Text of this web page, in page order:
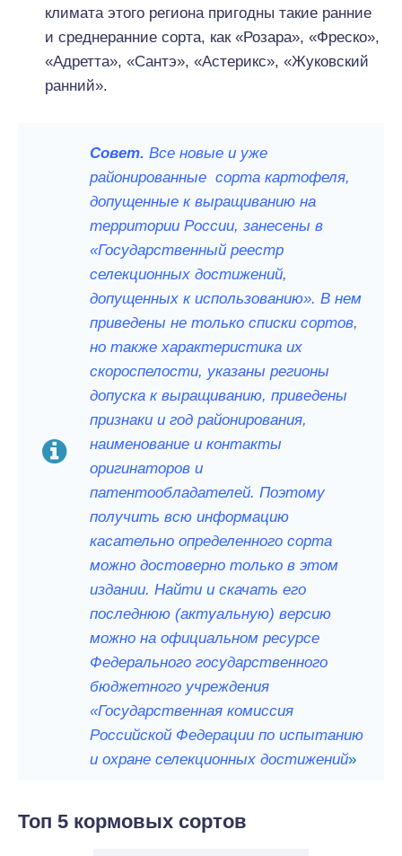
климата этого региона пригодны такие ранние
и среднеранние сорта, как «Розара», «Фреско»,
«Адретта», «Сантэ», «Астерикс», «Жуковский
ранний».
Совет. Все новые и уже
районированные сорта картофеля,
допущенные к выращиванию на
территории России, занесены в
«Государственный реестр
селекционных достижений,
допущенных к использованию». В нем
приведены не только списки сортов,
но также характеристика их
скороспелости, указаны регионы
допуска к выращиванию, приведены
признаки и год районирования,
наименование и контакты
оригинаторов и
патентообладателей. Поэтому
получить всю информацию
касательно определенного сорта
можно достоверно только в этом
издании. Найти и скачать его
последнюю (актуальную) версию
можно на официальном ресурсе
Федерального государственного
бюджетного учреждения
«Государственная комиссия
Российской Федерации по испытанию
и охране селекционных достижений»
Топ 5 кормовых сортов